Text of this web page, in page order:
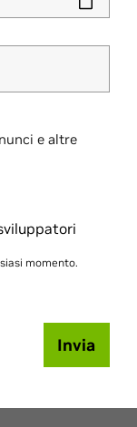
e altre
momento.
Invia